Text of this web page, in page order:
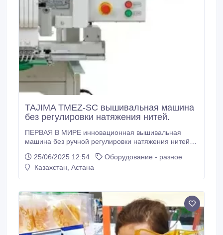
TAJIMA TMEZ-SC вышивальная машина
без регулировки натяжения нитей.
ПЕРВАЯ В МИРЕ инновационная вышивальная
машина без ручной регулировки натяжения нитей.
который автоматически определяет толщину ткани
и реализует один из этапов автоматизации
ткани во время вышивания.
25/06/2025 12:54
Оборудование - разное
Казахстан, Астана